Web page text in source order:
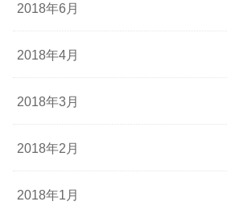
2018年6月
2018年4月
2018年3月
2018年2月
2018年1月